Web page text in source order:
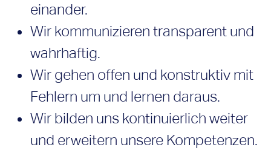
einander.
Wir kommunizieren transparent und
wahrhaftig.
Wir gehen offen und konstruktiv mit
Fehlern um und lernen daraus.
Wir bilden uns kontinuierlich weiter
und erweitern unsere Kompetenzen.